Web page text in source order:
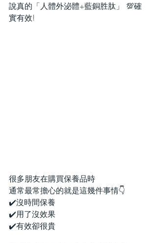
說真的「人體外泌體+藍銅胜肽」 💯確
實有效!
很多朋友在購買保養品時
通常最常擔心的就是這幾件事情👇
✔️沒時間保養
✔️用了沒效果
✔️有效卻很貴